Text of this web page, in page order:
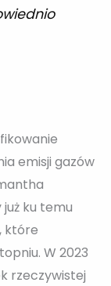
emisji gazów
ku temu
które
W 2023
rzeczywistej